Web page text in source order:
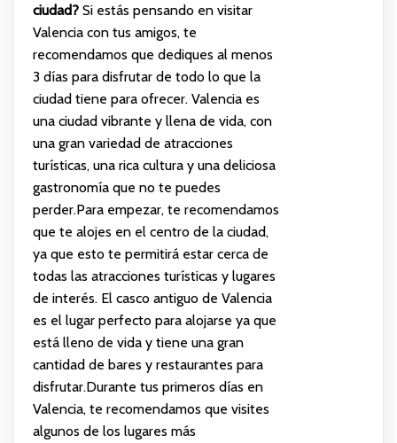
ciudad?Si estás pensando en visitar
Valencia con tus amigos, te
recomendamos que dediques al menos
3 días para disfrutar de todo lo que la
ciudad tiene para ofrecer. Valencia es
una ciudad vibrante y llena de vida, con
una gran variedad de atracciones
turísticas, una rica cultura y una deliciosa
gastronomía que no te puedes
perder.Para empezar, te recomendamos
que te alojes en el centro de la ciudad,
ya que esto te permitirá estar cerca de
todas las atracciones turísticas y lugares
de interés. El casco antiguo de Valencia
es el lugar perfecto para alojarse ya que
está lleno de vida y tiene una gran
cantidad de bares y restaurantes para
disfrutar.Durante tus primeros días en
Valencia, te recomendamos que visites
algunos de los lugares más